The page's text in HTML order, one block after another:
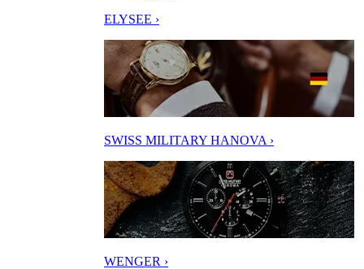
ELYSEE ›
SWISS MILITARY HANOVA ›
WENGER ›